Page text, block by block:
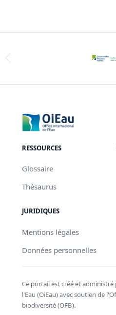
RESSOURCES
Glossaire
Thésaurus
JURIDIQUES
Mentions légales
Données personnelles
Ce portail est créé et
l'Eau (OiEau) avec soutien de
biodiversité (OFB).